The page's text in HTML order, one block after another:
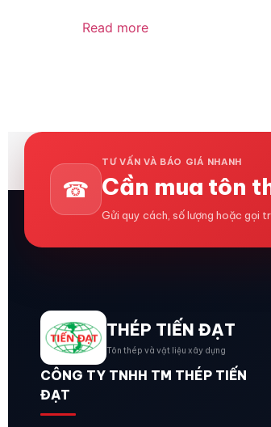
Read more
☎
TƯ VẤN VÀ BÁO GIÁ NHANH
Cần mua tôn
Gửi quy cách, số lượng hoặc gọi
THÉP TIẾN ĐẠT
Tôn thép và vật liệu xây dựng
CÔNG TY TNHH TM THÉP TIẾN
ĐẠT